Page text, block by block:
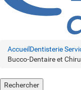
Accueil Dentisterie
Bucco-Dentaire et
Rechercher